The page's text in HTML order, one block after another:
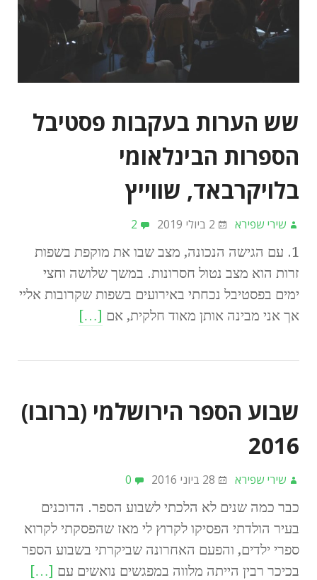
שש הערות בעקבות פסטיבל
הספרות הבינלאומי
בלויקרבאד, שווייץ
שירי שפירא 2 ביולי 2019 2
1. עם הגישה הנכונה, מצב שבו את מוקפת בשפות
זרות הוא מצב נטול חסרונות. במשך שלושה וחצי
ימים בפסטיבל נכחתי באירועים בשפות שקרובות אליי
אך אני מבינה אותן מאוד חלקית, אם […]
שבוע הספר הירושלמי (ברובו)
2016
שירי שפירא 28 ביוני 2016 0
כבר כמה שנים לא הלכתי לשבוע הספר. הדוכנים
בעיר הולדתי הפסיקו לקרוץ לי מאז שהפסקתי לקרוא
ספרי ילדים, והפעם האחרונה שביקרתי בשבוע הספר
בכיכר רבין הייתה מלווה במפגשים נואשים עם […]